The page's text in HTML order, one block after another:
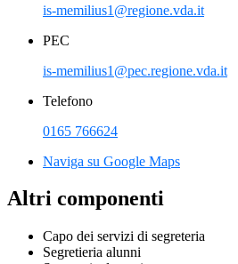
is-memilius1@regione.vda.it
PEC
is-memilius1@pec.regione.vda.it
Telefono
0165 766624
Naviga su Google Maps
Altri componenti
Capo dei servizi di segreteria
Segretieria alunni